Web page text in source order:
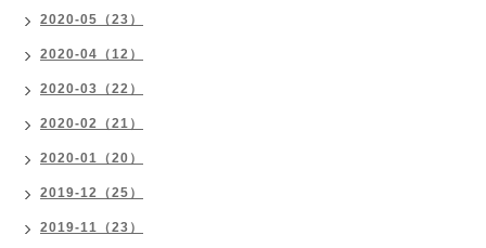
2020-05（23）
2020-04（12）
2020-03（22）
2020-02（21）
2020-01（20）
2019-12（25）
2019-11（23）